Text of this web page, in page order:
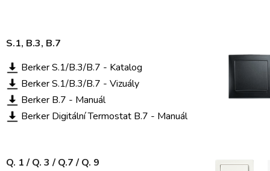
S.1, B.3, B.7
Berker S.1/B.3/B.7 - Katalog
Berker S.1/B.3/B.7 - Vizuály
Berker B.7 - Manuál
Berker Digitální Termostat B.7 - Manuál
Q. 1 / Q. 3 / Q.7 / Q. 9